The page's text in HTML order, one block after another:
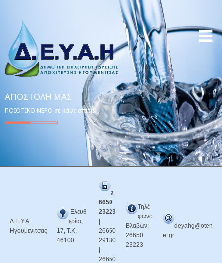
ΑΠΟΣΤΟΛΉ ΜΑΣ
ΠΟΙΟΤΙΚΟ ΝΕΡΟ σε κάθε σπίτι!
Δ.Ε.Υ.Α.
Ηγουμενίτσας
Ελευθ
ερίας
17, Τ.Κ.
46100
2
6650
23223
26650
29130
26650
Τηλέ
φωνο
Βλαβών:
26650
23223
deyahg@oten
et.gr